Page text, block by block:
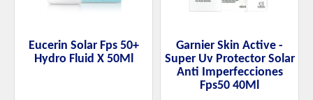
Eucerin Solar Fps 50+
Hydro Fluid X 50Ml
Garnier Skin Active -
Super Uv Protector Solar
Anti Imperfecciones
Fps50 40Ml